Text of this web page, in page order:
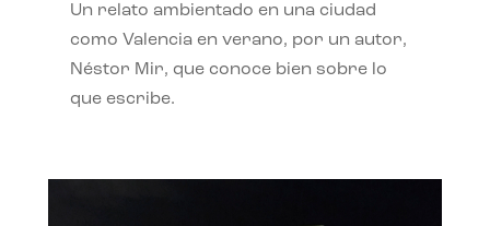
Un relato ambientado en una ciudad
como Valencia en verano, por un autor,
Néstor Mir, que conoce bien sobre lo
que escribe.